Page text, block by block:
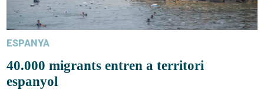
ESPANYA
40.000 migrants entren a territori
espanyol